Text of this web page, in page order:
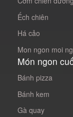
Ếch chiên
Há cảo
Mon ngon moi
Món ngon
Bánh pizza
Bánh kem
Gà quay